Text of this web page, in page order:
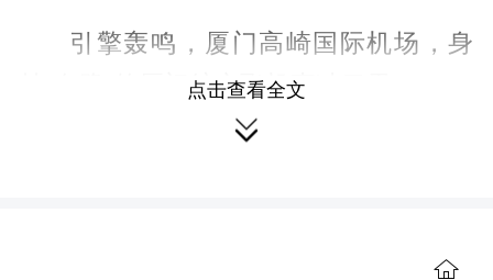
引擎轰鸣，厦门高崎国际机场，身
披“白鹭”的厦门航空飞机直冲云天。
40年前，勉强达到“经停过站机场”最
短缺，根本无力承担购买飞机的巨额费
点击查看全文
